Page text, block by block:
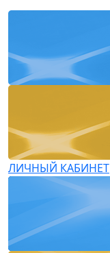
ЛИЧНЫЙ КАБИНЕТ